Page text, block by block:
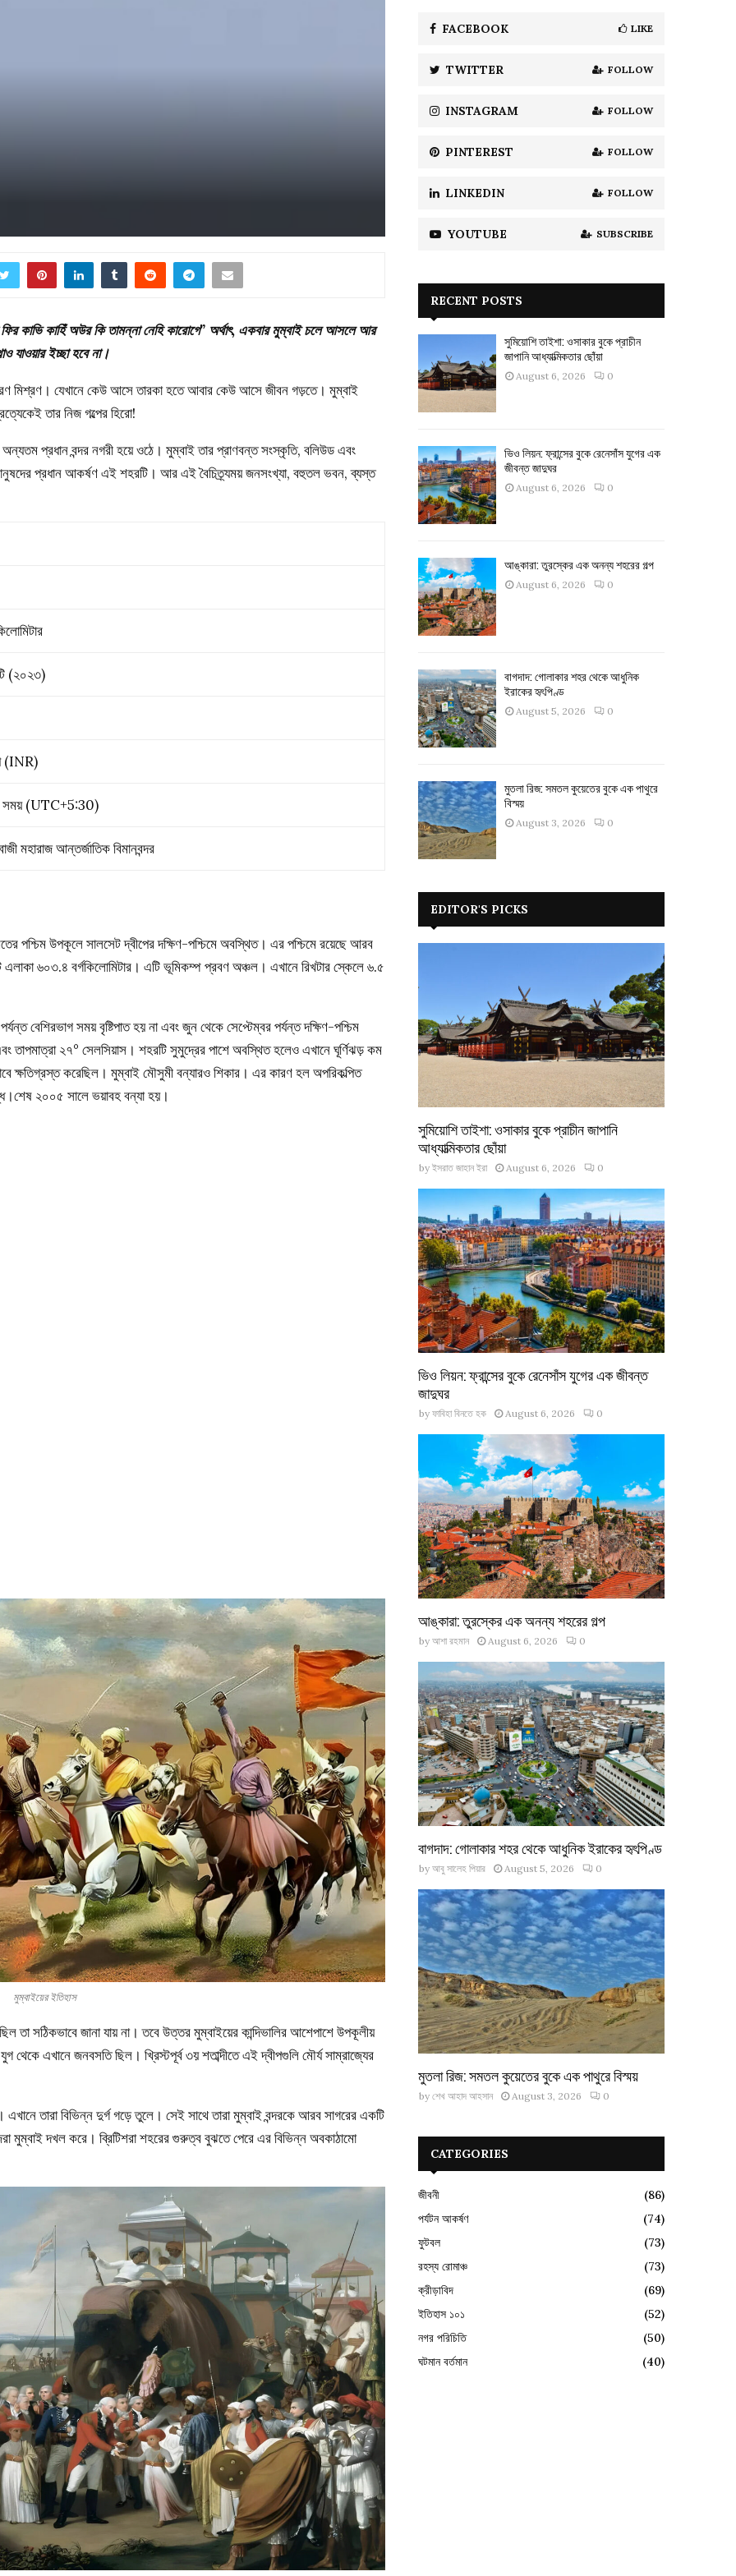
কাভি কাহিঁ অউর কি তামন্না নেহি কারোগে” অর্থাৎ, একবার মুম্বাই চলে আসলে আর
যাওয়ার ইচ্ছা হবে না।
যেখানে কেউ আসে তারকা হতে আবার কেউ আসে জীবন গড়তে। মুম্বাই
তার নিজ গল্পের হিরো!
অন্যতম প্রধান বন্দর নগরী হয়ে ওঠে। মুম্বাই তার প্রাণবন্ত সংস্কৃতি, বলিউড এবং
প্রধান আকর্ষণ এই শহরটি। আর এই বৈচিত্র্যময় জনসংখ্যা, বহুতল ভবন, ব্যস্ত
(২০২৩)
(INR)
সময় (UTC+5:30)
মহারাজ আন্তর্জাতিক বিমানবন্দর
পশ্চিম উপকূলে সালসেট দ্বীপের দক্ষিণ-পশ্চিমে অবস্থিত। এর পশ্চিমে রয়েছে আরব
৬০৩.৪ বর্গকিলোমিটার। এটি ভূমিকম্প প্রবণ অঞ্চল। এখানে রিখটার স্কেলে ৬.৫
বেশিরভাগ সময় বৃষ্টিপাত হয় না এবং জুন থেকে সেপ্টেম্বর পর্যন্ত দক্ষিণ-পশ্চিম
এবং তাপমাত্রা ২৭° সেলসিয়াস। শহরটি সুমুদ্রের পাশে অবস্থিত হলেও এখানে ঘূর্ণিঝড় কম
ক্ষতিগ্রস্ত করেছিল। মুম্বাই মৌসুমী বন্যারও শিকার। এর কারণ হল অপরিকল্পিত
২০০৫ সালে ভয়াবহ বন্যা হয়।
মুম্বাইয়ের ইতিহাস
তা সঠিকভাবে জানা যায় না। তবে উত্তর মুম্বাইয়ের কান্দিভালির আশেপাশে উপকূলীয়
থেকে এখানে জনবসতি ছিল। খ্রিস্টপূর্ব ৩য় শতাব্দীতে এই দ্বীপগুলি মৌর্য সাম্রাজ্যের
তারা বিভিন্ন দুর্গ গড়ে তুলে। সেই সাথে তারা মুম্বাই বন্দরকে আরব সাগরের একটি
মুম্বাই দখল করে। ব্রিটিশরা শহরের গুরুত্ব বুঝতে পেরে এর বিভিন্ন অবকাঠামো
C
H
FACEBOOK LIKE
TWITTER FOLLOW
INSTAGRAM FOLLOW
PINTEREST FOLLOW
LINKEDIN FOLLOW
YOUTUBE SUBSCRIBE
RECENT POSTS
সুমিয়োশি তাইশা: ওসাকার বুকে প্রাচীন
জাপানি আধ্যাত্মিকতার ছোঁয়া
August 6, 2026 0
ভিও লিয়ন: ফ্রান্সের বুকে রেনেসাঁস যুগের এক
জীবন্ত জাদুঘর
August 6, 2026 0
আঙ্কারা: তুরস্কের এক অনন্য শহরের গল্প
August 6, 2026 0
বাগদাদ: গোলাকার শহর থেকে আধুনিক
ইরাকের হৃৎপিণ্ড
August 5, 2026 0
মুতলা রিজ: সমতল কুয়েতের বুকে এক পাথুরে
বিস্ময়
August 3, 2026 0
EDITOR'S PICKS
সুমিয়োশি তাইশা: ওসাকার বুকে প্রাচীন জাপানি
আধ্যাত্মিকতার ছোঁয়া
by ইসরাত জাহান ইরা August 6, 2026 0
ভিও লিয়ন: ফ্রান্সের বুকে রেনেসাঁস যুগের এক জীবন্ত
জাদুঘর
by ফাবিহা বিনতে হক August 6, 2026 0
আঙ্কারা: তুরস্কের এক অনন্য শহরের গল্প
by আশা রহমান August 6, 2026 0
বাগদাদ: গোলাকার শহর থেকে আধুনিক ইরাকের হৃৎপিণ্ড
by আবু সালেহ পিয়ার August 5, 2026 0
মুতলা রিজ: সমতল কুয়েতের বুকে এক পাথুরে বিস্ময়
by শেখ আহাদ আহসান August 3, 2026 0
CATEGORIES
জীবনী
(86)
পর্যটন আকর্ষণ
(74)
ফুটবল
(73)
রহস্য রোমাঞ্চ
(73)
ক্রীড়াবিদ
(69)
ইতিহাস ১০১
(52)
নগর পরিচিতি
(50)
ঘটমান বর্তমান
(40)